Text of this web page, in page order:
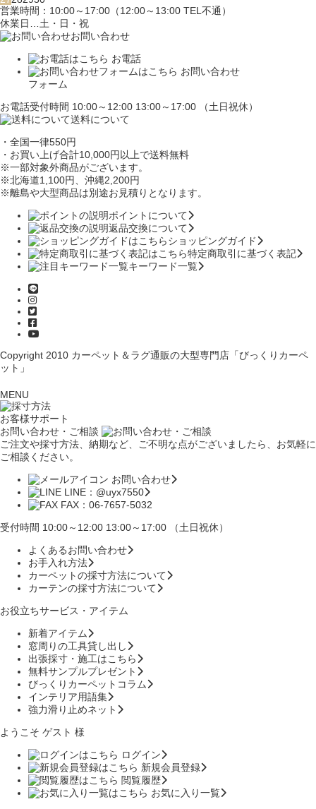
営業時間：10:00～17:00（12:00～13:00 TEL不通）
休業日…土・日・祝
お問い合わせ
お電話
お問い合わせ
フォーム
お電話受付時間 10:00～12:00 13:00～17:00 （土日祝休）
送料について
・全国一律550円
・お買い上げ合計10,000円 以上で送料無料
※一部対象外商品がございます。
※北海道1,100円、沖縄2,200円
※離島や大型商品は別途お見積りとなります。
ポイントについて
返品交換について
ショッピングガイド
特定商取引に基づく表記
キーワード一覧
Copyright 2010 カーペット＆ラグ通販の大型専門店「びっくりカーペ
ット」
MENU
お客様サポート
お問い合わせ・ご相談
ご注文や採寸方法、納期など、ご不明な点がございましたら、お気軽に
ご相談ください。
お問い合わせ
LINE：@uyx7550
FAX：06-7657-5032
受付時間 10:00～12:00 13:00～17:00 （土日祝休）
よくあるお問い合わせ
お手入れ方法
カーペットの採寸方法について
カーテンの採寸方法について
お役立ちサービス・アイテム
新着アイテム
窓周りの工具貸し出し
出張採寸・施工はこちら
無料サンプルプレゼント
びっくりカーペットコラム
インテリア用語集
強力滑り止めネット
ようこそ ゲスト 様
ログイン
新規会員登録
閲覧履歴
お気に入り一覧